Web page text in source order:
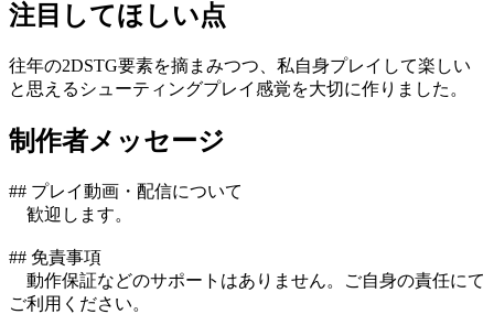
注目してほしい点
往年の2DSTG要素を摘まみつつ、私自身プレイして楽しい
と思えるシューティングプレイ感覚を大切に作りました。
制作者メッセージ
## プレイ動画・配信について
歓迎します。
## 免責事項
動作保証などのサポートはありません。ご自身の責任にて
ご利用ください。